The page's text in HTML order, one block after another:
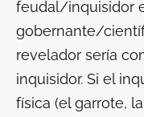
feudal/inquisidor
gobernante/
revelador sería
inquisidor. Si el
física (el garrote,